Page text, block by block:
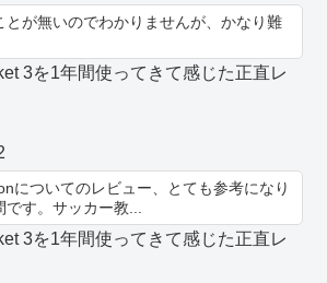
とが無いのでわかりませんが、かなり難
3を1年間使ってきて感じた正直レ
についてのレビュー、とても参考になり
す。サッカー教...
3を1年間使ってきて感じた正直レ